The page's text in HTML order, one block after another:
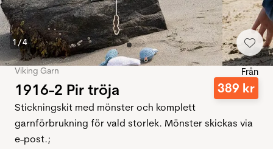
1 /4
Viking Garn
1916-2 Pir tröja
Från
389 kr
Stickningskit med mönster och komplett
garnförbrukning för vald storlek. Mönster skickas via
e-post.;